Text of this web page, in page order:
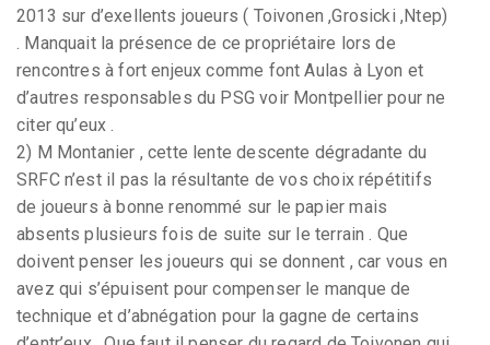
2013 sur d’exellents joueurs ( Toivonen ,Grosicki ,Ntep)
. Manquait la présence de ce propriétaire lors de
rencontres à fort enjeux comme font Aulas à Lyon et
d’autres responsables du PSG voir Montpellier pour ne
citer qu’eux .
2) M Montanier , cette lente descente dégradante du
SRFC n’est il pas la résultante de vos choix répétitifs
de joueurs à bonne renommé sur le papier mais
absents plusieurs fois de suite sur le terrain . Que
doivent penser les joueurs qui se donnent , car vous en
avez qui s’épuisent pour compenser le manque de
technique et d’abnégation pour la gagne de certains